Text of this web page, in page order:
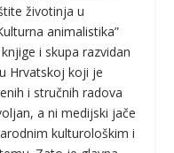
životinja u
animalistika”
i skupa razvidan
Hrvatskoj koji je
i stručnih radova
a ni medijski jače
kulturološkim i